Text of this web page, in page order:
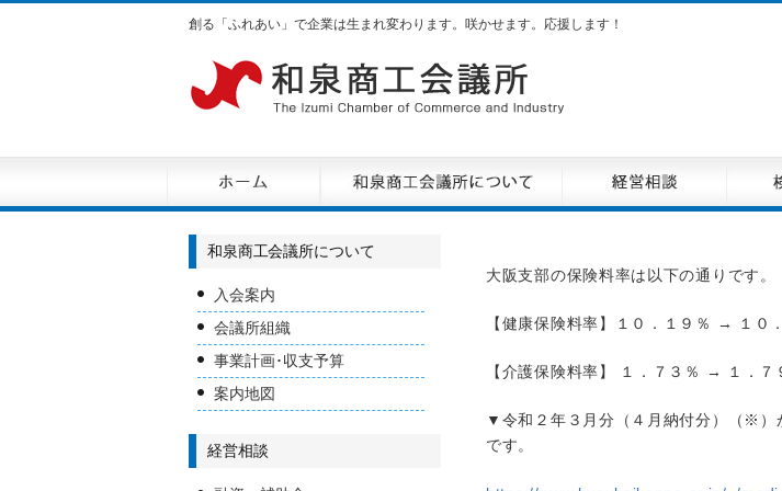
創る「ふれあい」で企業は生まれ変わります。咲かせます。応援します！
大阪支部の保険料率は以下の通りです。
【健康保険料率】１０．１９％ → １０
【介護保険料率】 １．７３％ → １．７
▼令和２年３月分（４月納付分）（※）
です。
和泉商工会議所について
入会案内
会議所組織
事業計画･収支予算
案内地図
経営相談